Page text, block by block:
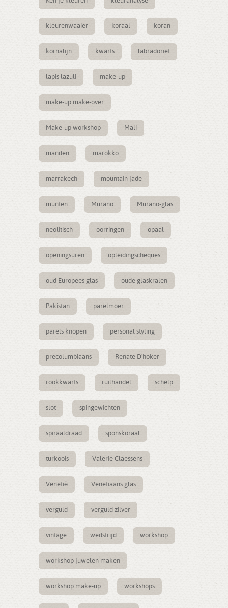
kleurenwaaier koraal koran
kornalijn kwarts labradoriet
lapis lazuli make-up
make-up make-over
Make-up workshop Mali
manden marokko
marrakech mountain jade
munten Murano Murano-glas
neolitisch oorringen opaal
openingsuren opleidingscheques
oud Europees glas oude glaskralen
Pakistan parelmoer
parels knopen personal styling
precolumbiaans Renate D'hoker
rookkwarts ruilhandel schelp
slot spingewichten
spiraaldraad sponskoraal
turkoois Valerie Claessens
Venetië Venetiaans glas
verguld verguld zilver
vintage wedstrijd workshop
workshop juwelen maken
workshop make-up workshops